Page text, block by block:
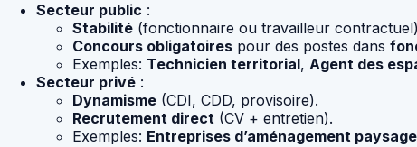
Secteur public :
Stabilité (fonctionnaire ou travailleur
Concours obligatoires pour des postes dans
Exemples: Technicien territorial, Agent des
Secteur privé :
Dynamisme (CDI, CDD, provisoire).
Recrutement direct (CV + entretien).
Exemples: Entreprises d’aménagement